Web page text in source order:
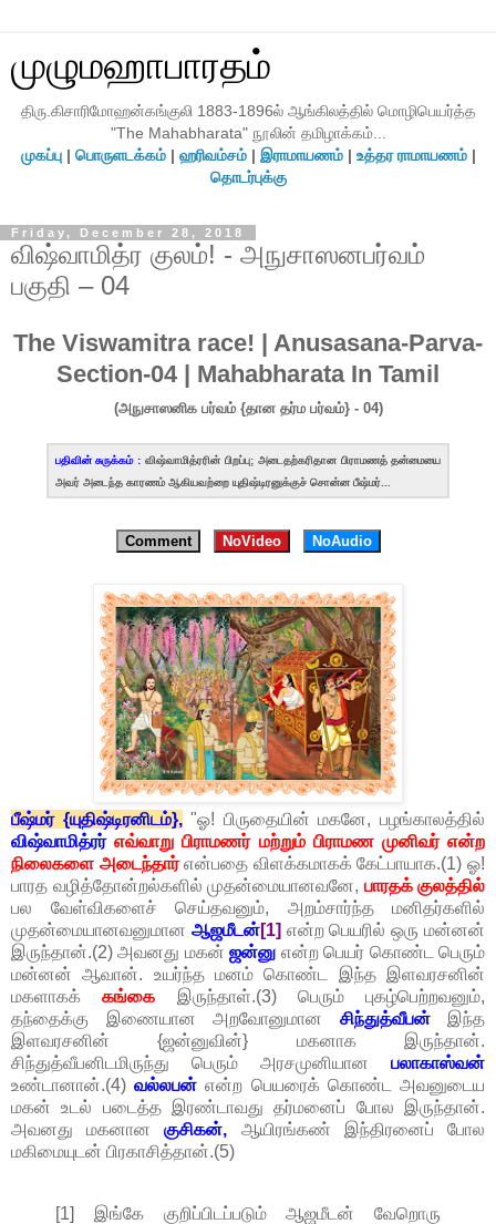
முழுமஹாபாரதம்
திரு.கிசாரிமோஹன்கங்குலி 1883-1896ல் ஆங்கிலத்தில் மொழிபெயர்த்த
"The Mahabharata" நூலின் தமிழாக்கம்...
முகப்பு| பொருளடக்கம்| ஹரிவம்சம்| இராமாயணம்| உத்தர ராமாயணம்|
தொடர்புக்கு
Friday, December 28, 2018
விஷ்வாமித்ர குலம்! - அநுசாஸனபர்வம்
பகுதி – 04
The Viswamitra race! | Anusasana-Parva-
Section-04 | Mahabharata In Tamil
(அநுசாஸனிக பர்வம் {தான தர்ம பர்வம்} - 04)
பதிவின் சுருக்கம் : விஷ்வாமித்ரரின் பிறப்பு; அடைதற்கரிதான பிராமணத் தன்மையை
அவர் அடைந்த காரணம் ஆகியவற்றை யுதிஷ்டிரனுக்குச் சொன்ன பீஷ்மர்...
Comment NoVideo NoAudio
பீஷ்மர் {யுதிஷ்டிரனிடம்},"ஓ! பிருதையின் மகனே, பழங்காலத்தில்
விஷ்வாமித்ரர்எவ்வாறு பிராமணர் மற்றும் பிராமண முனிவர் என்ற
நிலைகளை அடைந்தார்என்பதை விளக்கமாகக் கேட்பாயாக.(1) ஓ!
பாரத வழித்தோன்றல்களில் முதன்மையானவனே, பாரதக் குலத்தில்
பல வேள்விகளைச் செய்தவனும், அறம்சார்ந்த மனிதர்களில்
முதன்மையானவனுமான ஆஜமீடன்[1] என்ற பெயரில் ஒரு மன்னன்
இருந்தான்.(2) அவனது மகன்ஜன்னு என்ற பெயர் கொண்ட பெரும்
மன்னன் ஆவான். உயர்ந்த மனம் கொண்ட இந்த இளவரசனின்
மகளாகக்கங்கை இருந்தாள்.(3) பெரும் புகழ்பெற்றவனும்,
தந்தைக்கு இணையான அறவோனுமான சிந்துத்வீபன்இந்த
இளவரசனின் {ஜன்னுவின்} மகனாக இருந்தான்.
சிந்துத்வீபனிடமிருந்து பெரும் அரசமுனியான பலாகாஸ்வன்
உண்டானான்.(4)வல்லபன் என்ற பெயரைக் கொண்ட அவனுடைய
மகன் உடல் படைத்த இரண்டாவது தர்மனைப் போல இருந்தான்.
அவனது மகனானகுசிகன், ஆயிரங்கண் இந்திரனைப் போல
மகிமையுடன் பிரகாசித்தான்.(5)
[1] இங்கே குறிப்பிடப்படும் ஆஜமீடன் வேறொரு